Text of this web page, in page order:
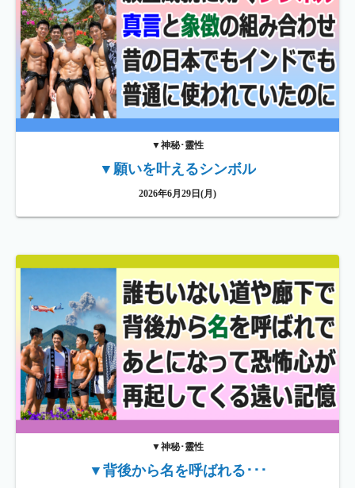
▼神秘･靈性
▼願いを叶えるシンボル
2026年6月29日(月)
▼神秘･靈性
▼背後から名を呼ばれる･･･